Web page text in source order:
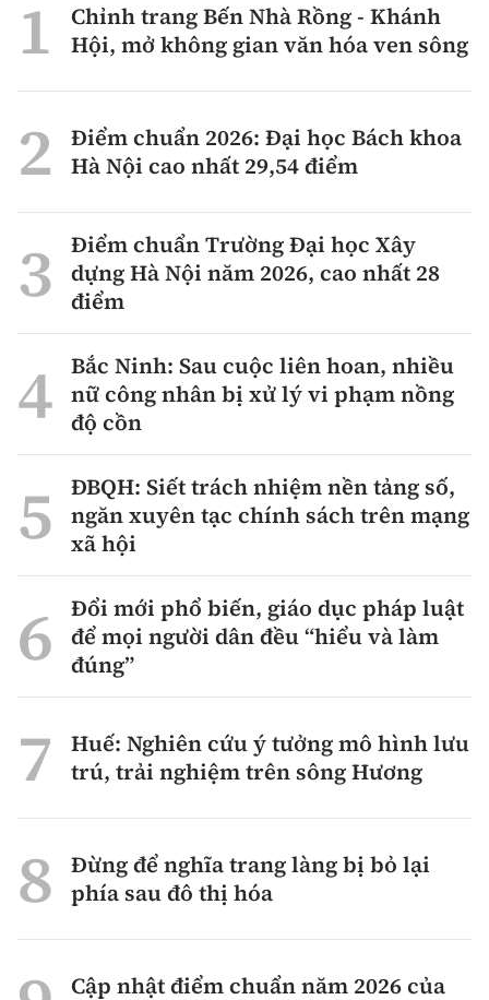
Chỉnh trang Bến Nhà Rồng - Khánh
Hội, mở không gian văn hóa ven sông
Điểm chuẩn 2026: Đại học Bách khoa
Hà Nội cao nhất 29,54 điểm
Điểm chuẩn Trường Đại học Xây
dựng Hà Nội năm 2026, cao nhất 28
điểm
Bắc Ninh: Sau cuộc liên hoan, nhiều
nữ công nhân bị xử lý vi phạm nồng
độ cồn
ĐBQH: Siết trách nhiệm nền tảng số,
ngăn xuyên tạc chính sách trên mạng
xã hội
Đổi mới phổ biến, giáo dục pháp luật
để mọi người dân đều “hiểu và làm
đúng”
Huế: Nghiên cứu ý tưởng mô hình lưu
trú, trải nghiệm trên sông Hương
Đừng để nghĩa trang làng bị bỏ lại
phía sau đô thị hóa
Cập nhật điểm chuẩn năm 2026 của